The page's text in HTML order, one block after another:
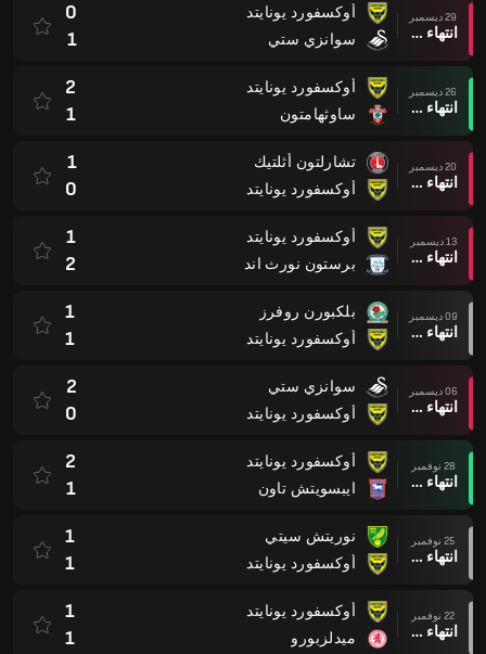
29 ديسمبر
انتهاء وقت المباراة
أوكسفورد يونايتد
سوانزي ستي
0
1
26 ديسمبر
انتهاء وقت المباراة
أوكسفورد يونايتد
ساوثهامتون
2
1
20 ديسمبر
انتهاء وقت المباراة
تشارلتون أثلتيك
أوكسفورد يونايتد
1
0
13 ديسمبر
انتهاء وقت المباراة
أوكسفورد يونايتد
برستون نورث اند
1
2
09 ديسمبر
انتهاء وقت المباراة
بلكبورن روفرز
أوكسفورد يونايتد
1
1
06 ديسمبر
انتهاء وقت المباراة
سوانزي ستي
أوكسفورد يونايتد
2
0
28 نوفمبر
انتهاء وقت المباراة
أوكسفورد يونايتد
ايبسويتش تاون
2
1
25 نوفمبر
انتهاء وقت المباراة
نوريتش سيتي
أوكسفورد يونايتد
1
1
22 نوفمبر
انتهاء وقت المباراة
أوكسفورد يونايتد
ميدلزبورو
1
1